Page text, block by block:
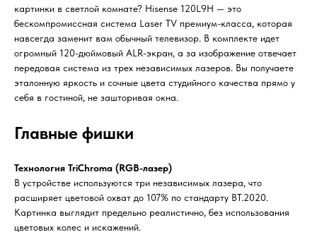
картинки в светлой комнате? Hisense 120L9H — это
бескомпромиссная система Laser TV премиум-класса, которая
навсегда заменит вам обычный телевизор. В комплекте идет
огромный 120-дюймовый ALR-экран, а за изображение отвечает
передовая система из трех независимых лазеров. Вы получаете
эталонную яркость и сочные цвета студийного качества прямо у
себя в гостиной, не зашторивая окна.
Главные фишки
Технология TriChroma (RGB-лазер)
В устройстве используются три независимых лазера, что
расширяет цветовой охват до 107% по стандарту BT.2020.
Картинка выглядит предельно реалистично, без использования
цветовых колес и искажений.